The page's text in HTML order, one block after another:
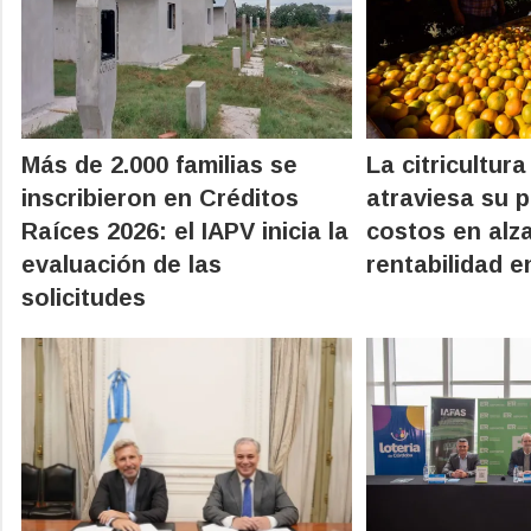
Más de 2.000 familias se
inscribieron en Créditos
Raíces 2026: el IAPV inicia la
evaluación de las
solicitudes
La
atraviesa su
costos en
rentabilidad